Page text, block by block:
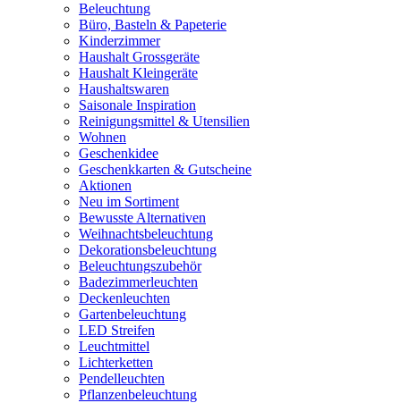
Beleuchtung
Büro, Basteln & Papeterie
Kinderzimmer
Haushalt Grossgeräte
Haushalt Kleingeräte
Haushaltswaren
Saisonale Inspiration
Reinigungsmittel & Utensilien
Wohnen
Geschenkidee
Geschenkkarten & Gutscheine
Aktionen
Neu im Sortiment
Bewusste Alternativen
Weihnachtsbeleuchtung
Dekorationsbeleuchtung
Beleuchtungszubehör
Badezimmerleuchten
Deckenleuchten
Gartenbeleuchtung
LED Streifen
Leuchtmittel
Lichterketten
Pendelleuchten
Pflanzenbeleuchtung